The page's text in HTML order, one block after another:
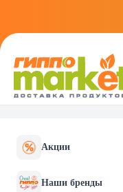
Акции
Наши бренды